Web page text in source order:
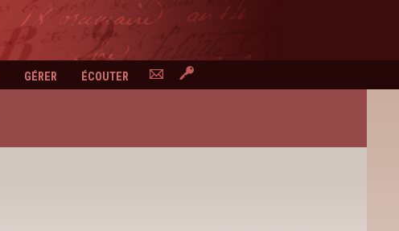
GÉRER ÉCOUTER CONTACTEZ-NOUS
ESPACE PERSONNEL